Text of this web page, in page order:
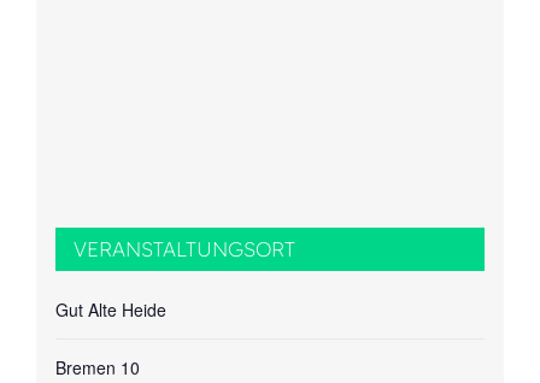
VERANSTALTUNGSORT
Gut Alte Heide
Bremen 10